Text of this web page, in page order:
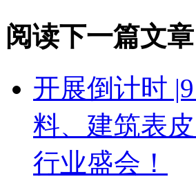
阅读下一篇文章
开展倒计时
料、建筑表
行业盛会！